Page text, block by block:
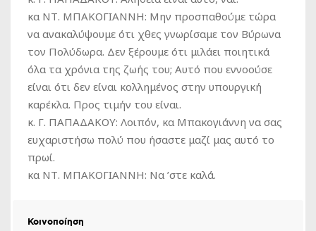
κα ΝΤ. ΜΠΑΚΟΓΙΑΝΝΗ: Μην προσπαθούμε τώρα
να ανακαλύψουμε ότι χθες γνωρίσαμε τον Βύρωνα
τον Πολύδωρα. Δεν ξέρουμε ότι μιλάει ποιητικά
όλα τα χρόνια της ζωής του; Αυτό που εννοούσε
είναι ότι δεν είναι κολλημένος στην υπουργική
καρέκλα. Προς τιμήν του είναι.
κ. Γ. ΠΑΠΑΔΑΚΟΥ: Λοιπόν, κα Μπακογιάννη να σας
ευχαριστήσω πολύ που ήσαστε μαζί μας αυτό το
πρωί.
κα ΝΤ. ΜΠΑΚΟΓΙΑΝΝΗ: Να ’στε καλά.
Κοινοποίηση